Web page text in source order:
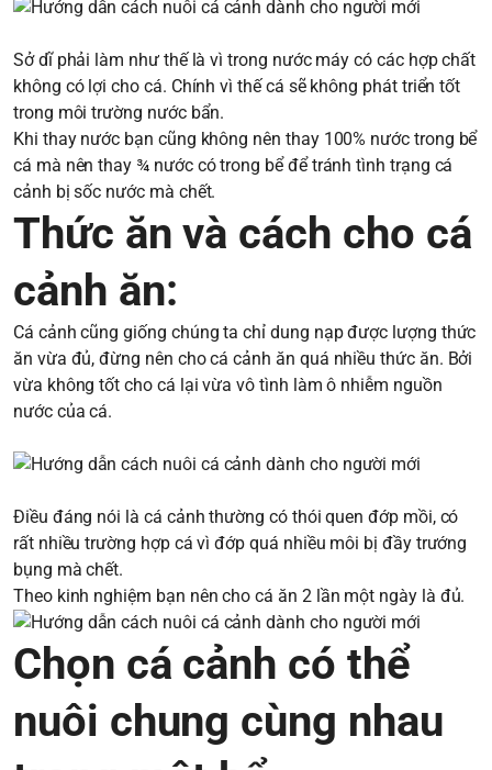
Sở dĩ phải làm như thế là vì trong nước máy có các hợp chất
không có lợi cho cá. Chính vì thế cá sẽ không phát triển tốt
trong môi trường nước bẩn.
Khi thay nước bạn cũng không nên thay 100% nước trong bể
cá mà nên thay ¾ nước có trong bể để tránh tình trạng cá
cảnh bị sốc nước mà chết.
Thức ăn và cách cho cá
cảnh ăn:
Cá cảnh cũng giống chúng ta chỉ dung nạp được lượng thức
ăn vừa đủ, đừng nên cho cá cảnh ăn quá nhiều thức ăn. Bởi
vừa không tốt cho cá lại vừa vô tình làm ô nhiễm nguồn
nước của cá.
Điều đáng nói là cá cảnh thường có thói quen đớp mồi, có
rất nhiều trường hợp cá vì đớp quá nhiều môi bị đầy trướng
bụng mà chết.
Theo kinh nghiệm bạn nên cho cá ăn 2 lần một ngày là đủ.
Chọn cá cảnh có thể
nuôi chung cùng nhau